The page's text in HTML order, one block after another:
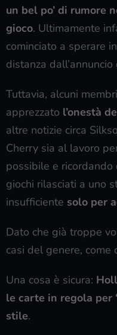
un bel po’ di rumore
gioco. Ultimamente
cominciato a sperare
distanza
Tuttavia, alcuni
apprezzato l’onestà
altre notizie circa
Cherry sia al lavoro
possibile e
giochi rilasciati a uno
insufficiente solo per
Dato che già troppe
casi del genere, come
Una cosa è sicura:
le carte in regola per
stile.